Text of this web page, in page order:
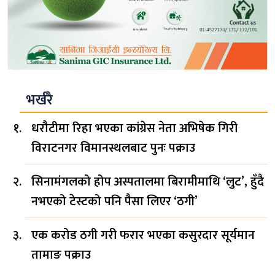
भर्खरै
धरौटीमा रिहा भएका कांग्रेस नेता अभिषेक गिरी
विराटनगर विमानस्थलबाट पुनः पक्राउ
सिनामंगलको होप अस्पतालमा बिरामीमाथि ‘लुट’, हुँदै
नभएको टेस्टको पनि पैसा लिएर ‘ठगी’
एक करोड ठगी गरी फरार भएका कसुरदार सूर्यमान
तामाङ पक्राउ